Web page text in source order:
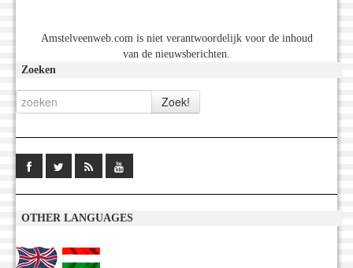
Amstelveenweb.com is niet verantwoordelijk voor de inhoud
van de nieuwsberichten.
Zoeken
OTHER LANGUAGES